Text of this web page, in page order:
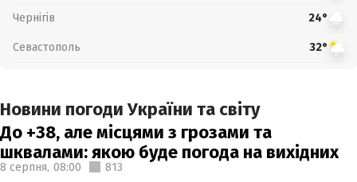
Чернігів 24°
Севастополь 32°
Новини погоди України та світу
До +38, але місцями з грозами та
шквалами: якою буде погода на вихідних
8 серпня, 08:00 813